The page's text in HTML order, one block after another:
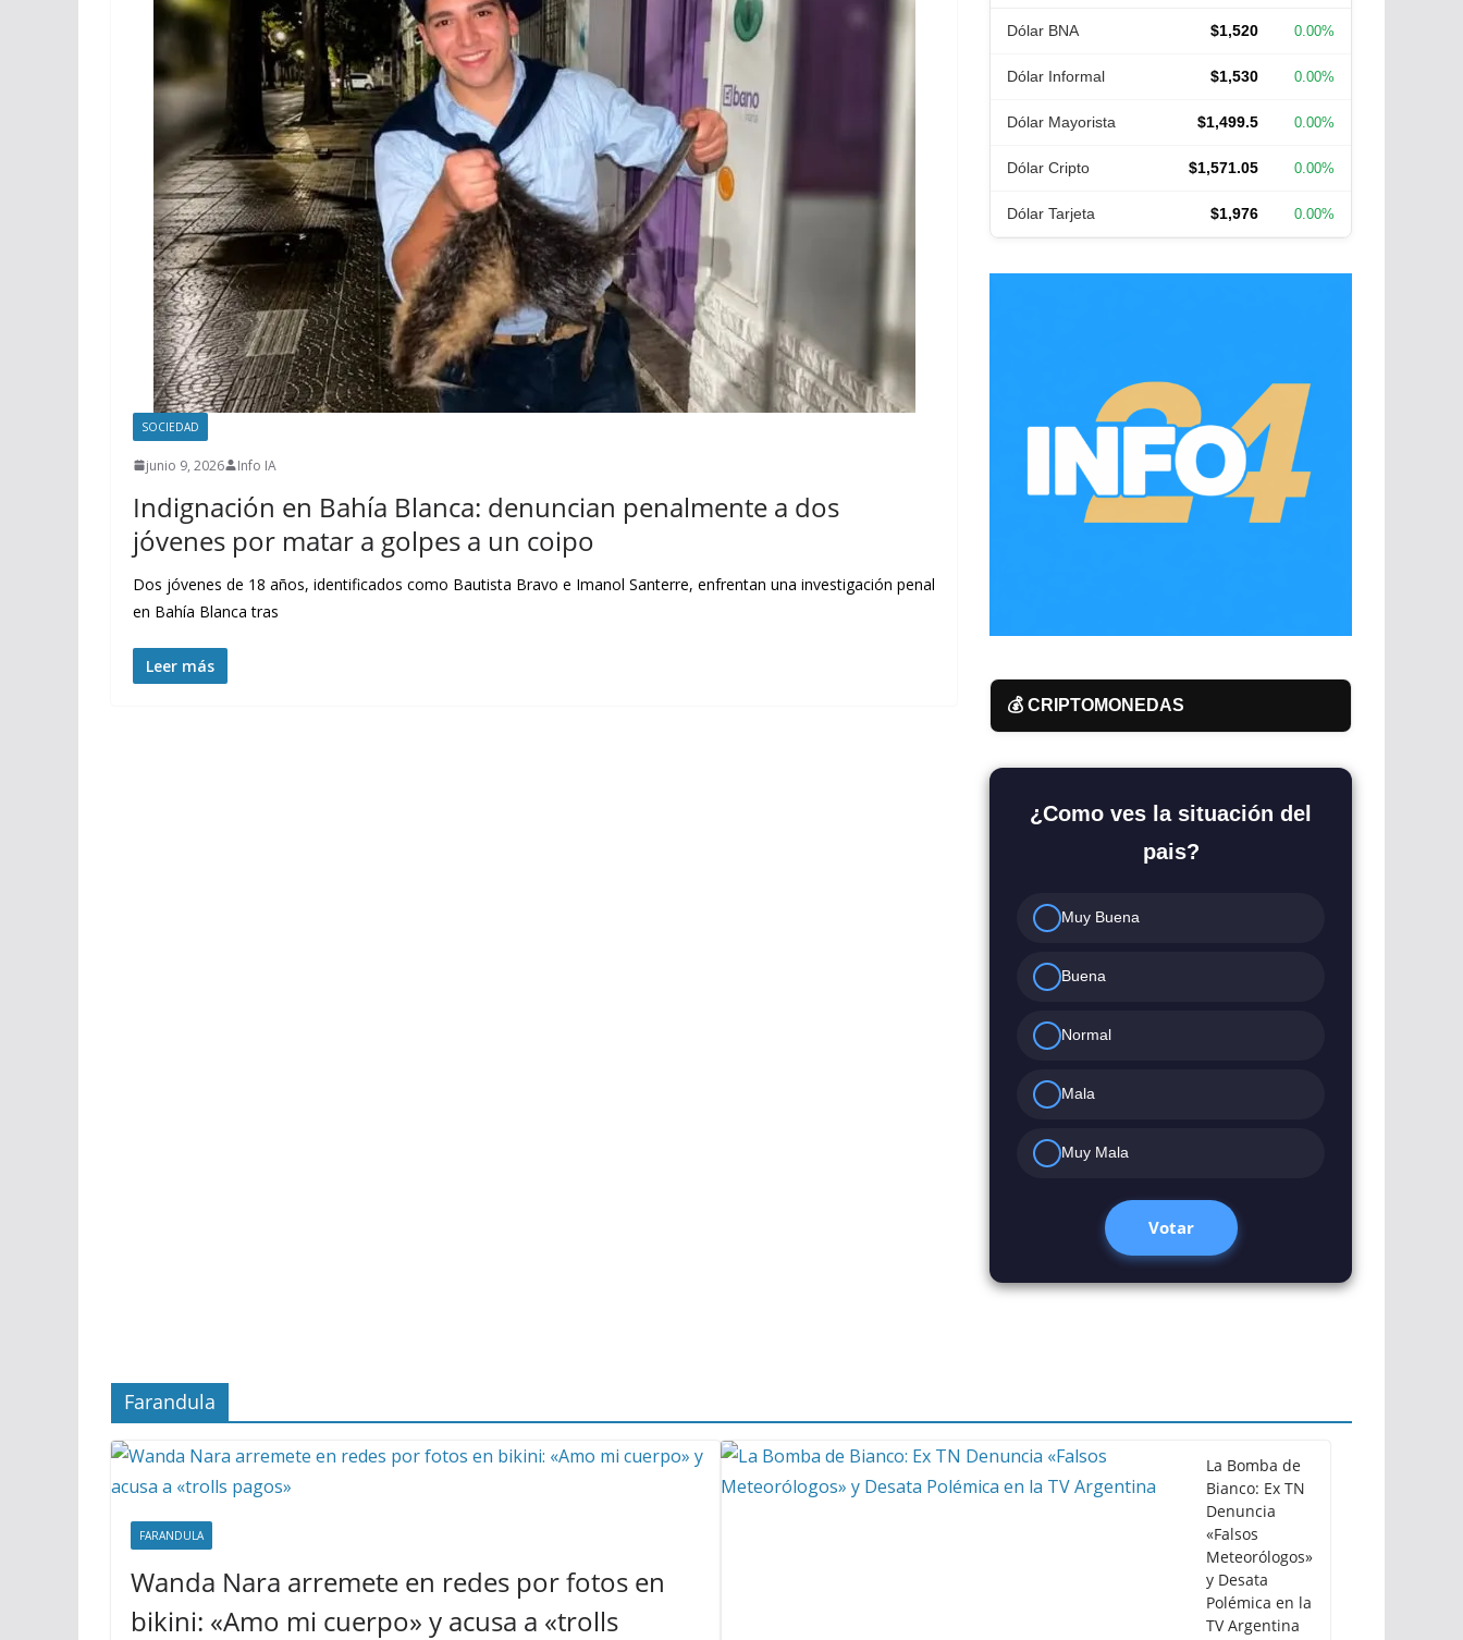
SOCIEDAD
junio 9, 2026 Info IA
Indignación en Bahía Blanca: denuncian penalmente a dos
jóvenes por matar a golpes a un coipo
Dos jóvenes de 18 años, identificados como Bautista Bravo e Imanol Santerre, enfrentan una investigación penal
en Bahía Blanca tras
Leer más
Dólar BNA $1,520 0.00%
Dólar Informal $1,530 0.00%
Dólar Mayorista $1,499.5 0.00%
Dólar Cripto $1,571.05 0.00%
Dólar Tarjeta $1,976 0.00%
💰 CRIPTOMONEDAS
¿Como ves la situación del
pais?
Muy Buena
Buena
Normal
Mala
Muy Mala
Votar
Farandula
FARANDULA
Wanda Nara arremete en redes por fotos en
bikini: «Amo mi cuerpo» y acusa a «trolls
La Bomba de
Bianco: Ex TN
Denuncia
«Falsos
Meteorólogos»
y Desata
Polémica en la
TV Argentina